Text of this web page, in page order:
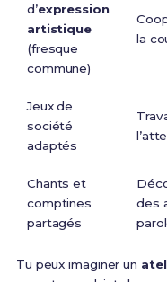
d’expression
artistique
(fresque
commune)
la
Jeux de
société
adaptés
Chants et
comptines
partagés
des
Tu peux imaginer un